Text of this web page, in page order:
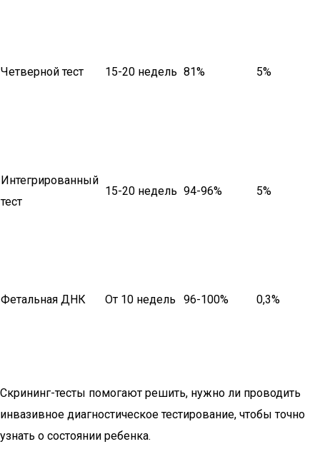
Четверной тест 15-20 недель 81% 5%
Интегрированный
тест
15-20 недель 94-96% 5%
Фетальная ДНК От 10 недель 96-100% 0,3%
Скрининг-тесты помогают решить, нужно ли проводить
инвазивное диагностическое тестирование, чтобы точно
узнать о состоянии ребенка.